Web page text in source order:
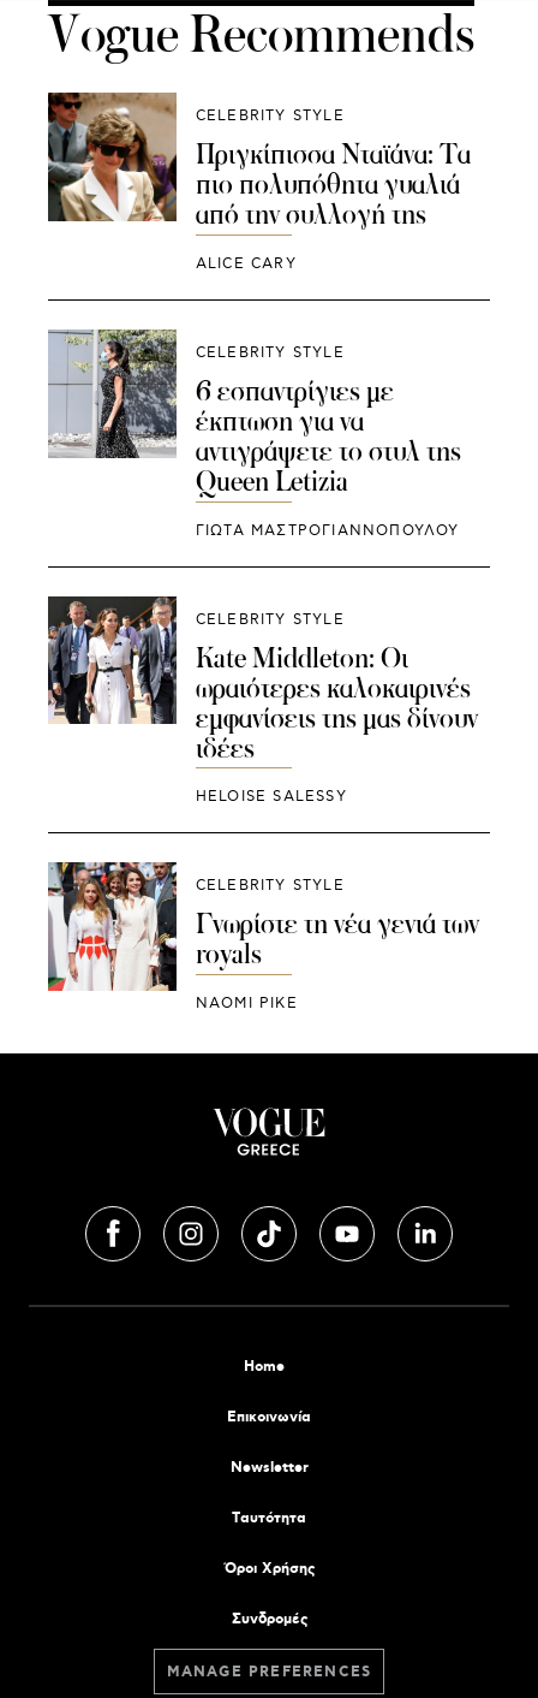
Vogue Recommends
CELEBRITY STYLE
Πριγκίπισσα Νταϊάνα: Τα
πιο πολυπόθητα γυαλιά
από την συλλογή της
ALICE CARY
CELEBRITY STYLE
6 εσπαντρίγιες με
έκπτωση για να
αντιγράψετε το στυλ της
Queen Letizia
ΓΙΩΤΑ ΜΑΣΤΡΟΓΙΑΝΝΟΠΟΥΛΟΥ
CELEBRITY STYLE
Kate Middleton: Οι
ωραιότερες καλοκαιρινές
εμφανίσεις της μας δίνουν
ιδέες
HELOISE SALESSY
CELEBRITY STYLE
Γνωρίστε τη νέα γενιά των
royals
NAOMI PIKE
Home
Επικοινωνία
Newsletter
Tαυτότητα
Όροι Χρήσης
Συνδρομές
MANAGE PREFERENCES